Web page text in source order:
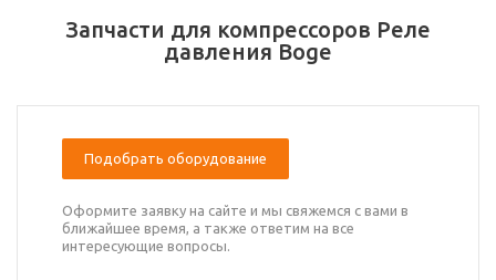
Запчасти для компрессоров Реле
давления Boge
Подобрать оборудование
Оформите заявку на сайте и мы свяжемся с вами в
ближайшее время, а также ответим на все
интересующие вопросы.